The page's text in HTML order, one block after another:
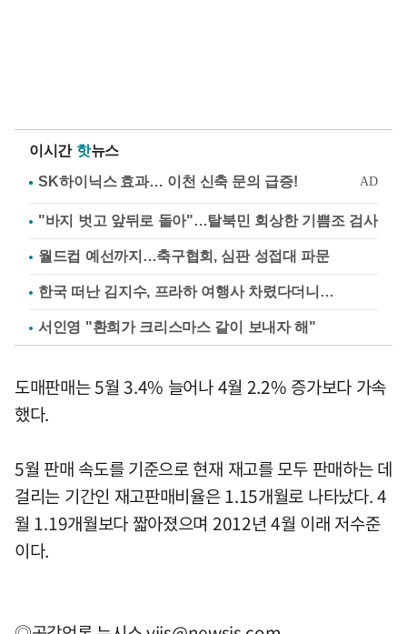
이시간 핫뉴스
"바지 벗고 앞뒤로 돌아"…탈북민 회상한 기쁨조 검사
월드컵 예선까지…축구협회, 심판 성접대 파문
한국 떠난 김지수, 프라하 여행사 차렸다더니…
서인영 "환희가 크리스마스 같이 보내자 해"
도매판매는 5월 3.4% 늘어나 4월 2.2% 증가보다 가속
했다.
5월 판매 속도를 기준으로 현재 재고를 모두 판매하는 데
걸리는 기간인 재고판매비율은 1.15개월로 나타났다. 4
월 1.19개월보다 짧아졌으며 2012년 4월 이래 저수준
이다.